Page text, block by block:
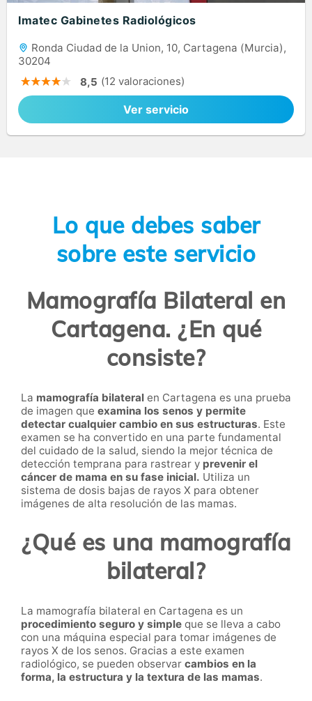
Imatec Gabinetes Radiológicos
Ronda Ciudad de la Union, 10, Cartagena (Murcia),
30204
8,5 (12 valoraciones)
Ver servicio
Lo que debes saber
sobre este servicio
Mamografía Bilateral en
Cartagena. ¿En qué
consiste?
La mamografía bilateral en Cartagena es una prueba
de imagen que examina los senos y permite
detectar cualquier cambio en sus estructuras. Este
examen se ha convertido en una parte fundamental
del cuidado de la salud, siendo la mejor técnica de
detección temprana para rastrear y prevenir el
cáncer de mama en su fase inicial. Utiliza un
sistema de dosis bajas de rayos X para obtener
imágenes de alta resolución de las mamas.
¿Qué es una mamografía
bilateral?
La mamografía bilateral en Cartagena es un
procedimiento seguro y simple que se lleva a cabo
con una máquina especial para tomar imágenes de
rayos X de los senos. Gracias a este examen
radiológico, se pueden observar cambios en la
forma, la estructura y la textura de las mamas.